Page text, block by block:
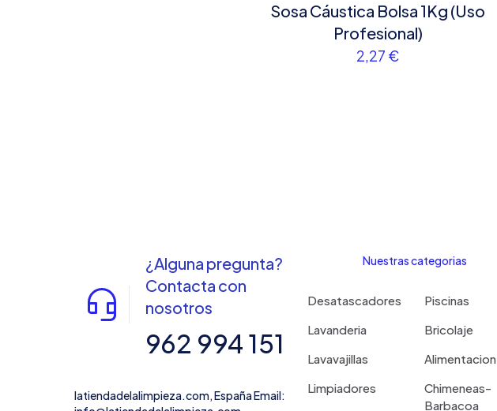
Sosa Cáustica Bolsa 1Kg (Uso
Profesional)
2,27 €
¿Alguna pregunta?
Contacta con
nosotros
962 994 151
latiendadelalimpieza.com, España Email:
Nuestras categorias
Desatascadores
Lavanderia
Lavavajillas
Limpiadores
Piscinas
Bricolaje
Alimentacion
Chimeneas-
Barbacoa